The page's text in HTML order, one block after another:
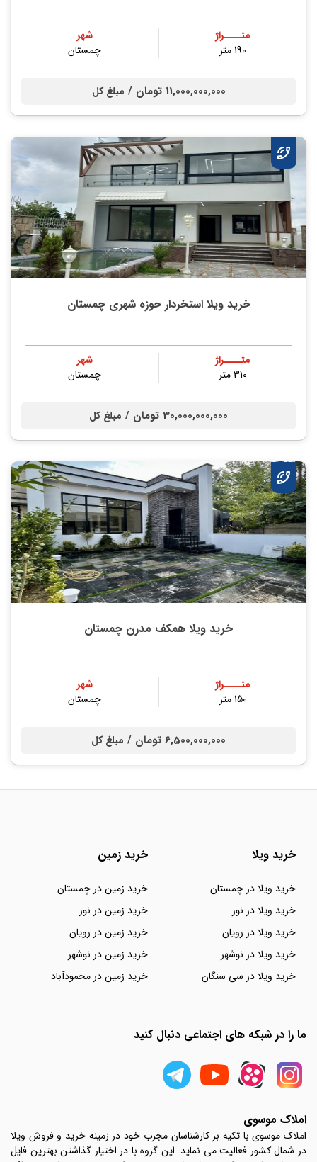
متــــراژ
190 متر
شهر
چمستان
11,000,000,000 تومان / مبلغ کل
خرید ویلا استخردار حوزه شهری چمستان
متــــراژ
310 متر
شهر
چمستان
30,000,000,000 تومان / مبلغ کل
خرید ویلا همکف مدرن چمستان
متــــراژ
150 متر
شهر
چمستان
6,500,000,000 تومان / مبلغ کل
خرید ویلا
خرید ویلا در چمستان
خرید ویلا در نور
خرید ویلا در رویان
خرید ویلا در نوشهر
خرید ویلا در سی سنگان
خرید زمین
خرید زمین در چمستان
خرید زمین در نور
خرید زمین در رویان
خرید زمین در نوشهر
خرید زمین در محمودآباد
ما را در شبکه های اجتماعی دنبال کنید
املاک موسوی
املاک موسوی با تکیه بر کارشناسان مجرب خود در زمینه خرید و فروش ویلا
در شمال کشور فعالیت می نماید. این گروه با در اختیار گذاشتن بهترین فایل